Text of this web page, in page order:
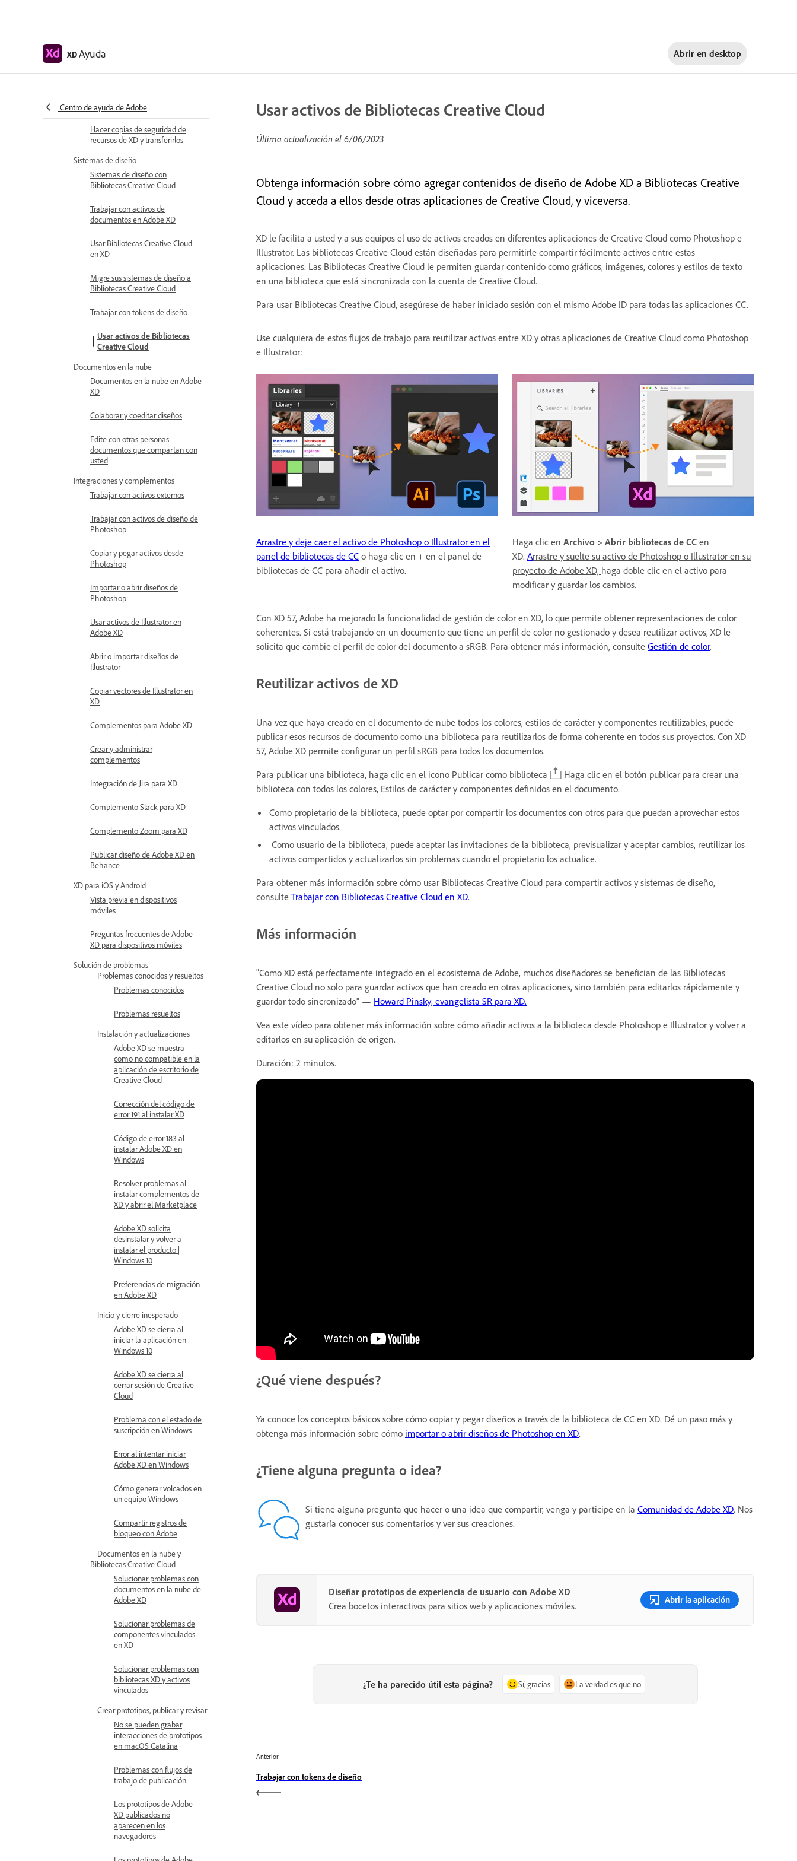
XDAyuda Abrir en desktop
Centro de ayuda de Adobe
Exportar y descargar recursos
desde especificaciones de diseño
empresas
Hacer copias de seguridad de
recursos de XD y transferirlos
Sistemas de diseño
Sistemas de diseño con
Bibliotecas Creative Cloud
Trabajar con activos de
documentos en Adobe XD
Usar Bibliotecas Creative Cloud
en XD
Migre sus sistemas de diseño a
Bibliotecas Creative Cloud
Trabajar con tokens de diseño
Usar activos de Bibliotecas
Creative Cloud
Documentos en la nube
Documentos en la nube en Adobe
XD
Colaborar y coeditar diseños
Edite con otras personas
documentos que compartan con
usted
Integraciones y complementos
Trabajar con activos externos
Trabajar con activos de diseño de
Photoshop
Copiar y pegar activos desde
Photoshop
Importar o abrir diseños de
Photoshop
Usar activos de Illustrator en
Adobe XD
Abrir o importar diseños de
Illustrator
Copiar vectores de Illustrator en
XD
Complementos para Adobe XD
Crear y administrar
complementos
Integración de Jira para XD
Complemento Slack para XD
Complemento Zoom para XD
Publicar diseño de Adobe XD en
Behance
XD para iOS y Android
Vista previa en dispositivos
móviles
Preguntas frecuentes de Adobe
XD para dispositivos móviles
Solución de problemas
Problemas conocidos y resueltos
Problemas conocidos
Problemas resueltos
Instalación y actualizaciones
Adobe XD se muestra
como no compatible en la
aplicación de escritorio de
Creative Cloud
Corrección del código de
error 191 al instalar XD
Código de error 183 al
instalar Adobe XD en
Windows
Resolver problemas al
instalar complementos de
XD y abrir el Marketplace
Adobe XD solicita
desinstalar y volver a
instalar el producto |
Windows 10
Preferencias de migración
en Adobe XD
Inicio y cierre inesperado
Adobe XD se cierra al
iniciar la aplicación en
Windows 10
Adobe XD se cierra al
cerrar sesión de Creative
Cloud
Problema con el estado de
suscripción en Windows
Error al intentar iniciar
Adobe XD en Windows
Cómo generar volcados en
un equipo Windows
Compartir registros de
bloqueo con Adobe
Documentos en la nube y
Bibliotecas Creative Cloud
Solucionar problemas con
documentos en la nube de
Adobe XD
Solucionar problemas de
componentes vinculados
en XD
Solucionar problemas con
bibliotecas XD y activos
vinculados
Crear prototipos, publicar y revisar
No se pueden grabar
interacciones de prototipos
en macOS Catalina
Problemas con flujos de
trabajo de publicación
Los prototipos de Adobe
XD publicados no
aparecen en los
navegadores
Usar activos de Bibliotecas Creative Cloud
Última actualización el 6/06/2023
Obtenga información sobre cómo agregar contenidos de diseño de Adobe XD a Bibliotecas Creative
Cloud y acceda a ellos desde otras aplicaciones de Creative Cloud, y viceversa.
XD le facilita a usted y a sus equipos el uso de activos creados en diferentes aplicaciones de Creative Cloud como Photoshop e
Illustrator. Las bibliotecas Creative Cloud están diseñadas para permitirle compartir fácilmente activos entre estas
aplicaciones. Las Bibliotecas Creative Cloud le permiten guardar contenido como gráficos, imágenes, colores y estilos de texto
en una biblioteca que está sincronizada con la cuenta de Creative Cloud.
Para usar Bibliotecas Creative Cloud, asegúrese de haber iniciado sesión con el mismo Adobe ID para todas las aplicaciones CC.
Use cualquiera de estos flujos de trabajo para reutilizar activos entre XD y otras aplicaciones de Creative Cloud como Photoshop
e Illustrator:
Arrastre y deje caer el activo de Photoshop o Illustrator en el
panel de bibliotecas de CC o haga clic en + en el panel de
bibliotecas de CC para añadir el activo.
Haga clic en Archivo > Abrir bibliotecas de CC en
XD. Arrastre y suelte su activo de Photoshop o Illustrator en su
proyecto de Adobe XD, haga doble clic en el activo para
modificar y guardar los cambios.
Con XD 57, Adobe ha mejorado la funcionalidad de gestión de color en XD, lo que permite obtener representaciones de color
coherentes. Si está trabajando en un documento que tiene un perfil de color no gestionado y desea reutilizar activos, XD le
solicita que cambie el perfil de color del documento a sRGB. Para obtener más información, consulte Gestión de color.
Reutilizar activos de XD
Una vez que haya creado en el documento de nube todos los colores, estilos de carácter y componentes reutilizables, puede
publicar esos recursos de documento como una biblioteca para reutilizarlos de forma coherente en todos sus proyectos. Con XD
57, Adobe XD permite configurar un perfil sRGB para todos los documentos.
Para publicar una biblioteca, haga clic en el icono Publicar como biblioteca
Haga clic en el botón publicar para crear una
biblioteca con todos los colores, Estilos de carácter y componentes definidos en el documento.
Como propietario de la biblioteca, puede optar por compartir los documentos con otros para que puedan aprovechar estos
activos vinculados.
Como usuario de la biblioteca, puede aceptar las invitaciones de la biblioteca, previsualizar y aceptar cambios, reutilizar los
activos compartidos y actualizarlos sin problemas cuando el propietario los actualice.
Para obtener más información sobre cómo usar Bibliotecas Creative Cloud para compartir activos y sistemas de diseño,
consulte Trabajar con Bibliotecas Creative Cloud en XD.
Más información
"Como XD está perfectamente integrado en el ecosistema de Adobe, muchos diseñadores se benefician de las Bibliotecas
Creative Cloud no solo para guardar activos que han creado en otras aplicaciones, sino también para editarlos rápidamente y
guardar todo sincronizado" — Howard Pinsky, evangelista SR para XD.
Vea este vídeo para obtener más información sobre cómo añadir activos a la biblioteca desde Photoshop e Illustrator y volver a
editarlos en su aplicación de origen.
Duración: 2 minutos.
¿Qué viene después?
Ya conoce los conceptos básicos sobre cómo copiar y pegar diseños a través de la biblioteca de CC en XD. Dé un paso más y
obtenga más información sobre cómo importar o abrir diseños de Photoshop en XD.
¿Tiene alguna pregunta o idea?
Si tiene alguna pregunta que hacer o una idea que compartir, venga y participe en la Comunidad de Adobe XD. Nos
gustaría conocer sus comentarios y ver sus creaciones.
Diseñar prototipos de experiencia de usuario con Adobe XD
Crea bocetos interactivos para sitios web y aplicaciones móviles.
Abrir la aplicación
¿Te ha parecido útil esta página? Sí, gracias La verdad es que no
Anterior
Trabajar con tokens de diseño